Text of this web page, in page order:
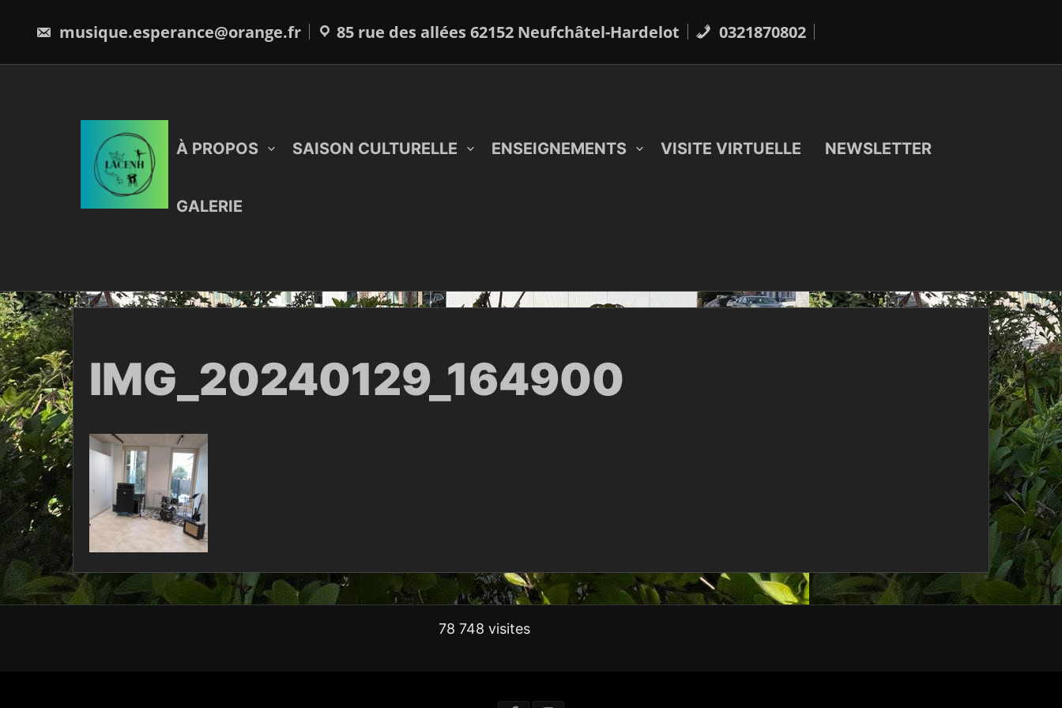
content
musique.esperance@orange.fr 85 rue des allées 62152 Neufchâtel-Hardelot 0321870802
À PROPOS SAISON CULTURELLE ENSEIGNEMENTS VISITE VIRTUELLE NEWSLETTER
GALERIE
IMG_20240129_164900
78 748 visites